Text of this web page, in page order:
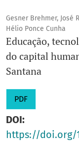
Gesner Brehmer, José
Hélio Ponce Cunha
Educação,
do capital
Santana
PDF
DOI:
https://doi.org/